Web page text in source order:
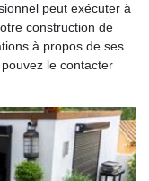
peut exécuter à
construction de
à propos de ses
le contacter